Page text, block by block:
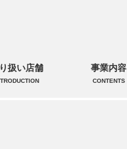
扱い店舗 事業内容
CONTENTS